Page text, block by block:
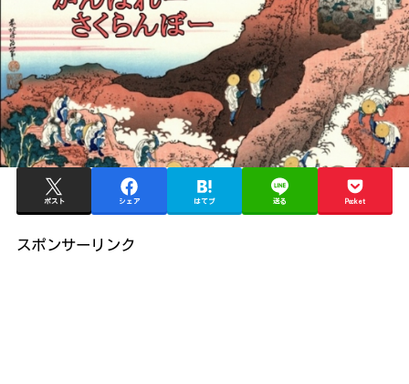
ポスト シェア はてブ 送る Pocket
スポンサーリンク